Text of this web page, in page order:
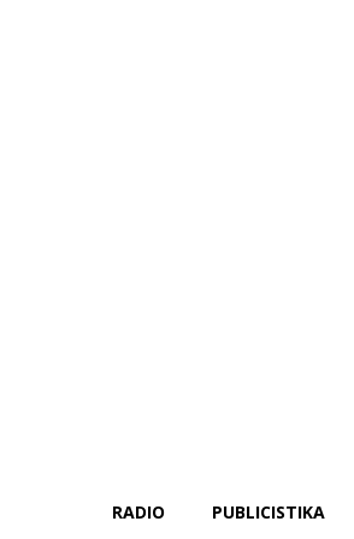
RADIO PUBLICISTIKA